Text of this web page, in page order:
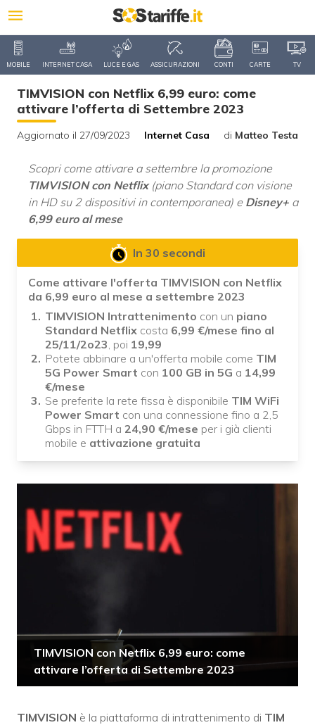
MOBILE INTERNET CASA LUCE E GAS ASSICURAZIONI CONTI CARTE TV
TIMVISION con Netflix 6,99 euro: come
attivare l’offerta di Settembre 2023
Aggiornato il 27/09/2023 Internet Casa di Matteo Testa
Scopri come attivare a settembre la promozione
TIMVISION con Netflix(piano Standard con visione
in HD su 2 dispositivi in contemporanea) e Disney+ a
6,99 euro al mese
In 30 secondi
Come attivare l'offerta TIMVISION con Netflix
da 6,99 euro al mese a settembre 2023
TIMVISION Intrattenimento con un piano
Standard Netflix costa 6,99 €/mese fino al
25/11/2o23, poi 19,99
Potete abbinare a un'offerta mobile come TIM
5G Power Smart con 100 GB in 5G a 14,99
€/mese
Se preferite la rete fissa è disponibile TIM WiFi
Power Smart con una connessione fino a 2,5
Gbps in FTTH a 24,90 €/mese per i già clienti
mobile e attivazione gratuita
TIMVISION con Netflix 6,99 euro: come
attivare l’offerta di Settembre 2023
TIMVISION è la piattaforma di intrattenimento di TIM